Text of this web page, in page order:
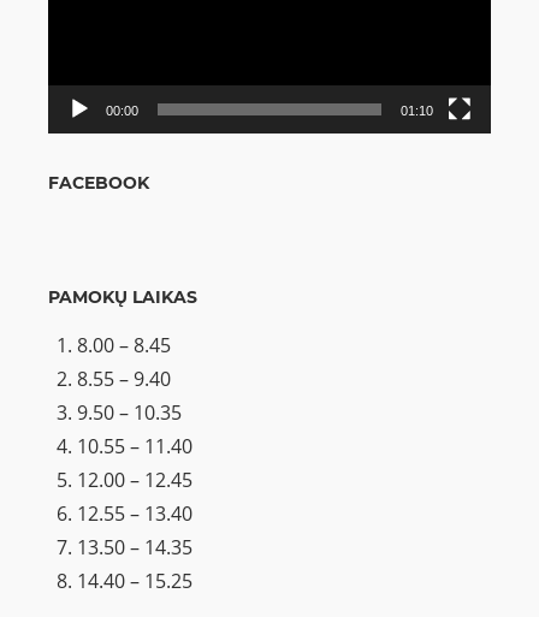
00:00 01:10
FACEBOOK
PAMOKŲ LAIKAS
8.00 – 8.45
8.55 – 9.40
9.50 – 10.35
10.55 – 11.40
12.00 – 12.45
12.55 – 13.40
13.50 – 14.35
14.40 – 15.25